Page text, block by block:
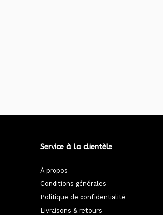
Service à la clientèle
À propos
Conditions générales
Politique de confidentialité
Livraisons & retours